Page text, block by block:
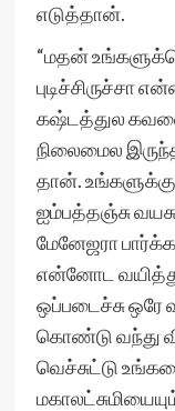
எடுத்தான்.
“மதன்
புடிச்சிருச்சா
கஷ்டத்துல
நிலைமைல
தான்.
ஐம்பத்தஞ்சு
மேனேஜரா
என்னோட
ஒப்படைச்சு ஒரே
கொண்டு வந்து
வெச்சுட்டு